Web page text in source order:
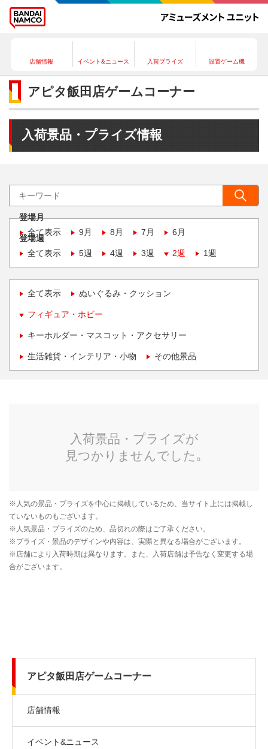
店舗情報 イベント&ニュース 入荷プライズ 設置ゲーム機
アピタ飯田店ゲームコーナー
入荷景品・プライズ情報
登場月
全て表示
9月 8月 7月 6月
登場週
全て表示
5週 4週 3週 2週 1週
全て表示 ぬいぐるみ・クッション
フィギュア・ホビー
キーホルダー・マスコット・アクセサリー
生活雑貨・インテリア・小物 その他景品
アピタ飯田店ゲームコーナー
店舗情報
イベント&ニュース